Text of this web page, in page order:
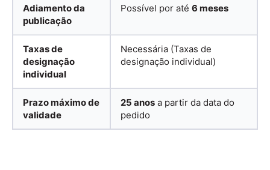
Adiamento da
publicação
Possível por até 6 meses
Taxas de
designação
individual
Necessária (Taxas de
designação individual)
Prazo máximo de
validade
25 anos a partir da data do
pedido